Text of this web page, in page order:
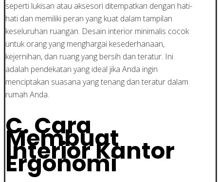
seperti lukisan atau aksesori ditempatkan dengan hati-
hati dan memiliki peran yang kuat dalam tampilan
keseluruhan ruangan. Desain interior minimalis cocok
untuk orang yang menghargai kesederhanaan,
kejernihan, dan ruang yang bersih dan teratur. Ini
adalah pendekatan yang ideal jika Anda ingin
menciptakan suasana yang tenang dan teratur dalam
rumah Anda.
C. Cara
Membuat
Interior Kantor
Ergonomi